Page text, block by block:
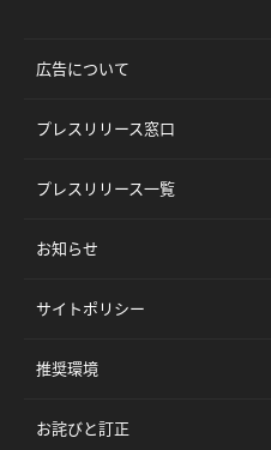
広告について
プレスリリース窓口
プレスリリース一覧
お知らせ
サイトポリシー
推奨環境
お詫びと訂正